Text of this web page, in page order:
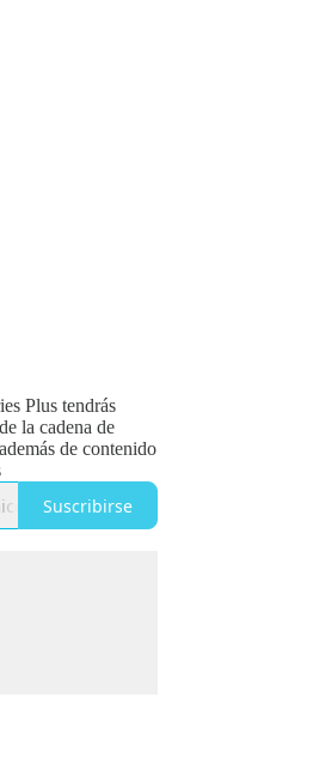
Plus tendrás
la cadena de
de contenido
Suscribirse